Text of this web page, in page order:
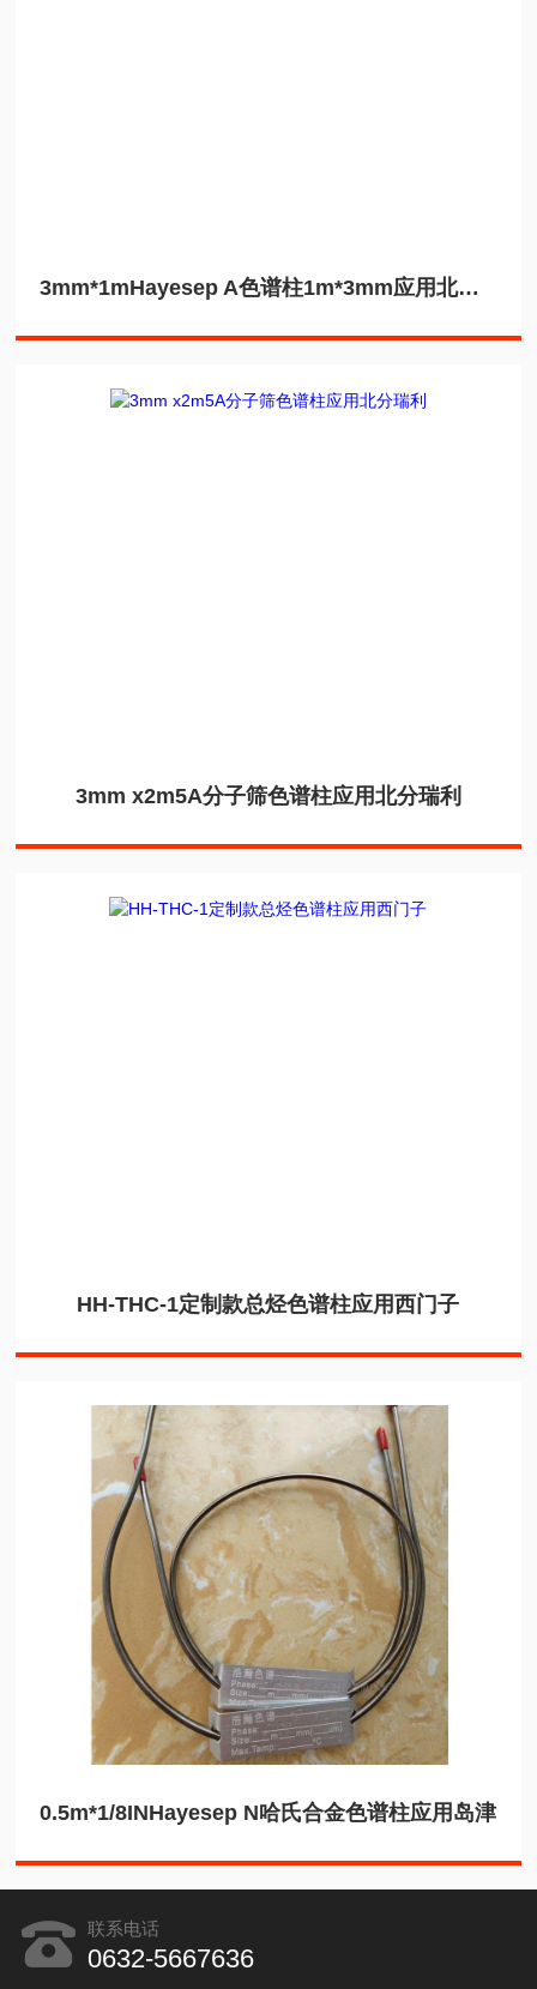
3mm*1mHayesep A色谱柱1m*3mm应用北分瑞利
3mm x2m5A分子筛色谱柱应用北分瑞利
HH-THC-1定制款总烃色谱柱应用西门子
0.5m*1/8INHayesep N哈氏合金色谱柱应用岛津
联系电话
0632-5667636